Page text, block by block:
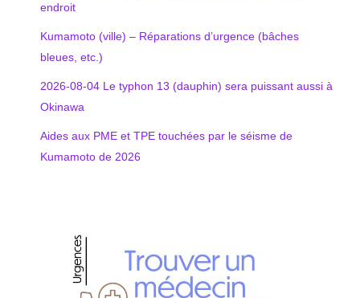
endroit
Kumamoto (ville) – Réparations d’urgence (bâches
bleues, etc.)
2026-08-04 Le typhon 13 (dauphin) sera puissant aussi à
Okinawa
Aides aux PME et TPE touchées par le séisme de
Kumamoto de 2026